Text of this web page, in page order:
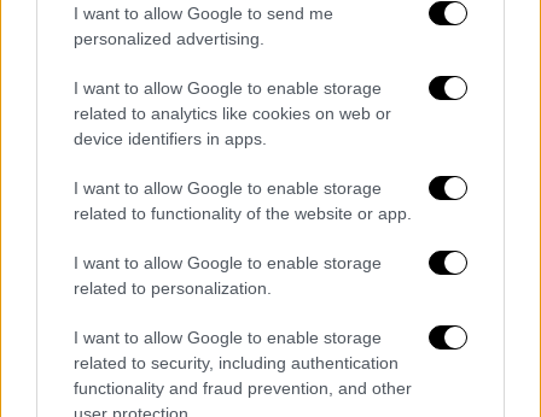
I want to allow Google to send me
personalized advertising.
I want to allow Google to enable storage
related to analytics like cookies on web or
device identifiers in apps.
I want to allow Google to enable storage
related to functionality of the website or app.
I want to allow Google to enable storage
related to personalization.
I want to allow Google to enable storage
related to security, including authentication
functionality and fraud prevention, and other
user protection.
βρισκόταν στον πάγκο της ομάδας!
Σημειωτέον ότι, εφόσον κριθούν ένοχοι, οι
παίκτες κινδυνεύουν με αποκλεισμό απ' τα
γήπεδα μέχρι και τρία έτη...
ξετυλίγεται απ' τη στιγμή που ένα
δημοσίευμα στην Ιταλία αποκάλυψε πως ο
22χρονος Νικολά Φατζιόλι της Γιουβέντους
δεν ήταν ο μόνος που ενεπλάκη σε
στοιχισματισμού. Το όνομα του Νικολό
Τζανιόλο της Άστον Βίλα και του Σάντρο